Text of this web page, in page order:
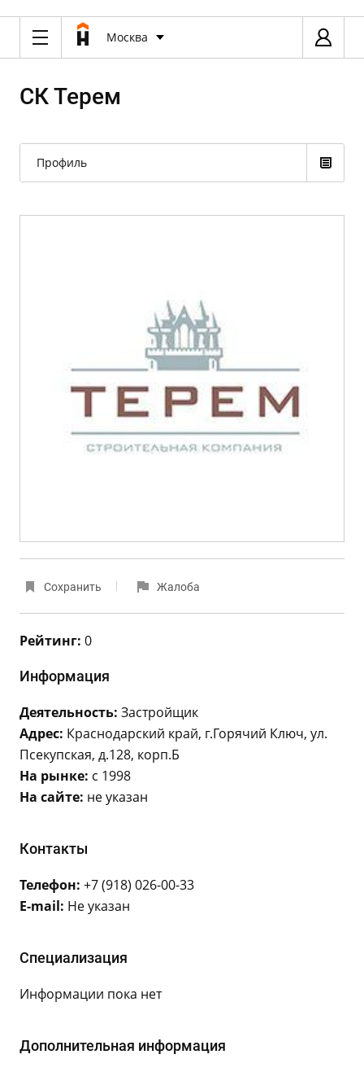
Москва
СК Терем
Профиль
Сохранить Жалоба
Рейтинг: 0
Информация
Деятельность: Застройщик
Адрес: Краснодарский край, г.Горячий Ключ, ул.
Псекупская, д.128, корп.Б
На рынке: с 1998
На сайте: не указан
Контакты
Телефон: +7 (918) 026-00-33
E-mail: Не указан
Специализация
Информации пока нет
Дополнительная информация